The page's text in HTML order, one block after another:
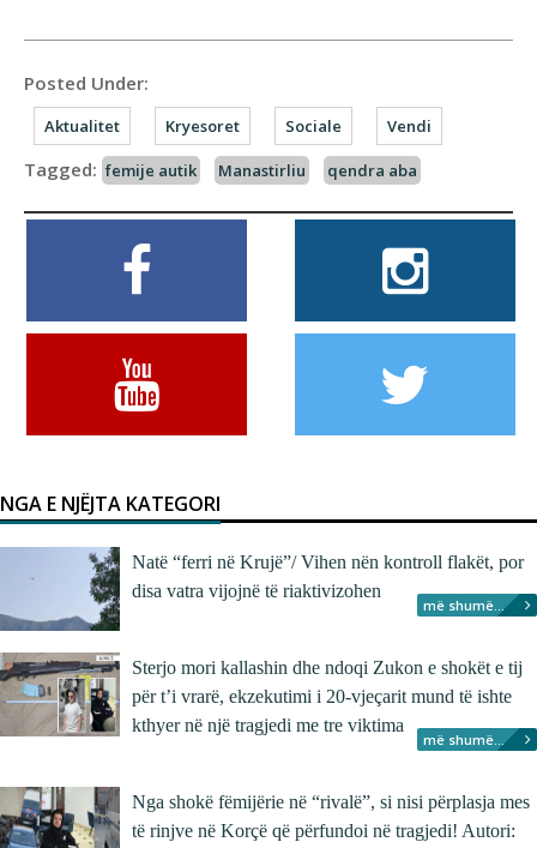
Posted Under:
Aktualitet Kryesoret Sociale Vendi
Tagged: femije autik Manastirliu qendra aba
NGA E NJËJTA KATEGORI
Natë “ferri në Krujë”/ Vihen nën kontroll flakët, por
disa vatra vijojnë të riaktivizohen
më shumë...
Sterjo mori kallashin dhe ndoqi Zukon e shokët e tij
për t’i vrarë, ekzekutimi i 20-vjeçarit mund të ishte
kthyer në një tragjedi me tre viktima
më shumë...
Nga shokë fëmijërie në “rivalë”, si nisi përplasja mes
të rinjve në Korçë që përfundoi në tragjedi! Autori: